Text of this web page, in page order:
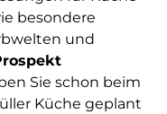
besondere
und
Sie schon beim
Küche geplant